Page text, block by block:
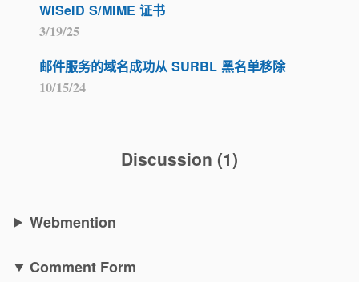
3/19/25
WISeID S/MIME 证书
10/15/24
邮件服务的域名成功从 SURBL 黑名单移除
Discussion (1)
Webmention
Comment Form